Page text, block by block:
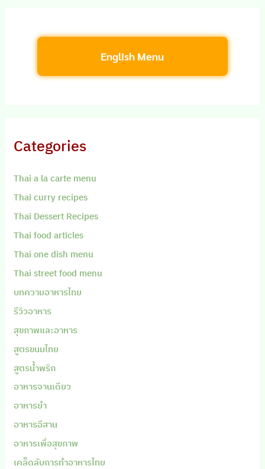
English Menu
Categories
Thai a la carte menu
Thai curry recipes
Thai Dessert Recipes
Thai food articles
Thai one dish menu
Thai street food menu
บทความอาหารไทย
รีวิวอาหาร
สุขภาพและอาหาร
สูตรขนมไทย
สูตรน้ำพริก
อาหารจานเดียว
อาหารยำ
อาหารอีสาน
อาหารเพื่อสุขภาพ
เคล็ดลับการทำอาหารไทย